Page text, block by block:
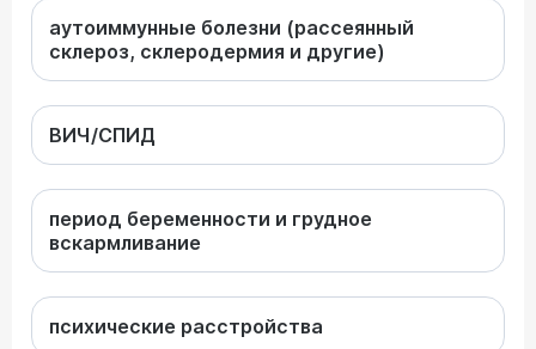
аутоиммунные болезни (рассеянный
склероз, склеродермия и другие)
ВИЧ/СПИД
период беременности и грудное
вскармливание
психические расстройства